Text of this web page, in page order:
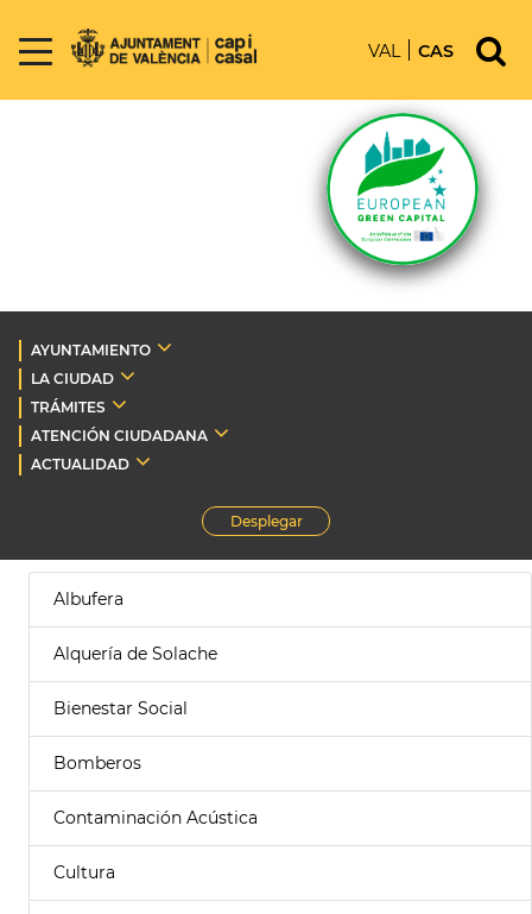
VAL CAS
AYUNTAMIENTO
LA CIUDAD
TRÁMITES
ATENCIÓN CIUDADANA
ACTUALIDAD
Desplegar
Albufera
Alquería de Solache
Bienestar Social
Bomberos
Contaminación Acústica
Cultura